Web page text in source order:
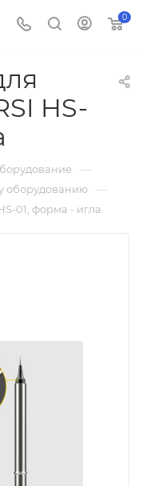
0
HS-
—
оборудованию —
01, форма - игла